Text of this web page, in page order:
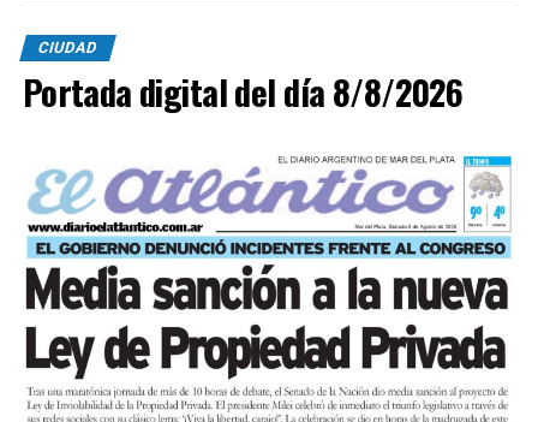
CIUDAD
Portada digital del día 8/8/2026